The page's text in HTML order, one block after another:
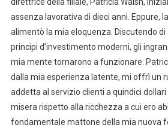
direttrice della filiale, Patricia Walsh,
assenza lavorativa di dieci anni. Eppure,
alimentò la mia eloquenza. Discutendo
principi d’investimento moderni, gli
mia mente tornarono a funzionare.
dalla mia esperienza latente, mi offrì un
addetta al servizio clienti a quindici dollari
misera rispetto alla ricchezza a cui ero
fondamentale mattone della mia nuova